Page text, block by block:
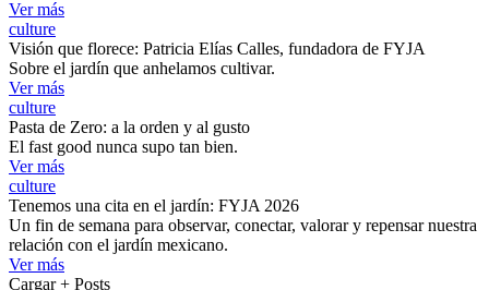
Ver más
culture
Visión que florece: Patricia Elías Calles, fundadora de FYJA
Sobre el jardín que anhelamos cultivar.
Ver más
culture
Pasta de Zero: a la orden y al gusto
El fast good nunca supo tan bien.
Ver más
culture
Tenemos una cita en el jardín: FYJA 2026
Un fin de semana para observar, conectar, valorar y repensar nuestra
relación con el jardín mexicano.
Ver más
Cargar + Posts